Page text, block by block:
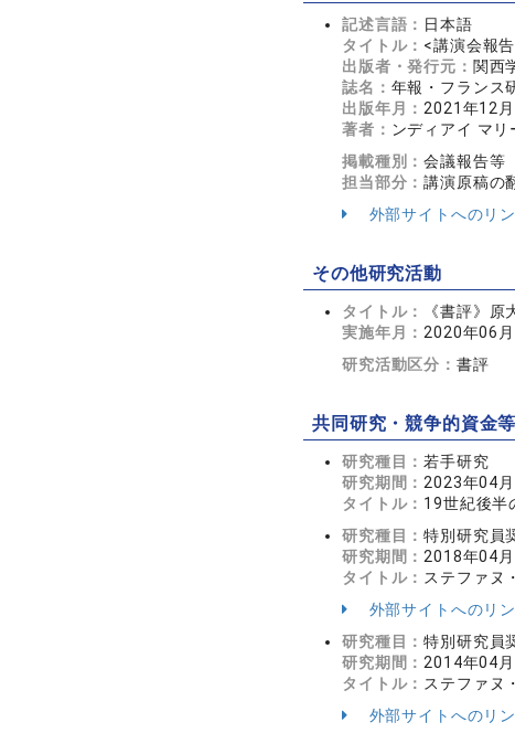
記述言語： 日本語
タイトル： <講演会報
出版者・発行元： 関西
誌名： 年報・フランス
出版年月： 2021年12月
著者： ンディアイ マ
掲載種別：会議報告等
担当部分：講演原稿の
外部サイトへのリ
その他研究活動
タイトル：
《書評》
実施年月： 2020年06月
研究活動区分： 書評
共同研究・競争的資金
研究種目：若手研究
研究期間： 2023年04
タイトル： 19世紀後半
研究種目：特別研究員
研究期間： 2018年04
タイトル： ステファヌ
外部サイトへのリ
研究種目：特別研究員
研究期間： 2014年04
タイトル： ステファヌ
外部サイトへのリ